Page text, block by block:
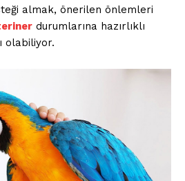
almak, önerilen önlemleri
durumlarına hazırlıklı
olabiliyor.